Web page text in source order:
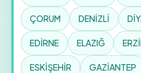
ÇORUM DENİZLİ
EDİRNE ELAZIĞ
ESKİŞEHİR GAZİANTEP